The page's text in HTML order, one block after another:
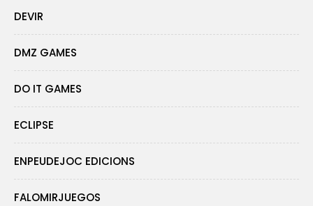
DEVIR
DMZ GAMES
DO IT GAMES
ECLIPSE
ENPEUDEJOC EDICIONS
FALOMIRJUEGOS